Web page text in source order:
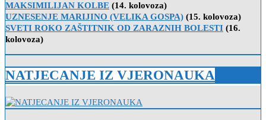
MAKSIMILIJAN KOLBE (14. kolovoza)
UZNESENJE MARIJINO (VELIKA GOSPA) (15. kolovoza)
SVETI ROKO ZAŠTITNIK OD ZARAZNIH BOLESTI (16.
kolovoza)
NATJECANJE IZ VJERONAUKA